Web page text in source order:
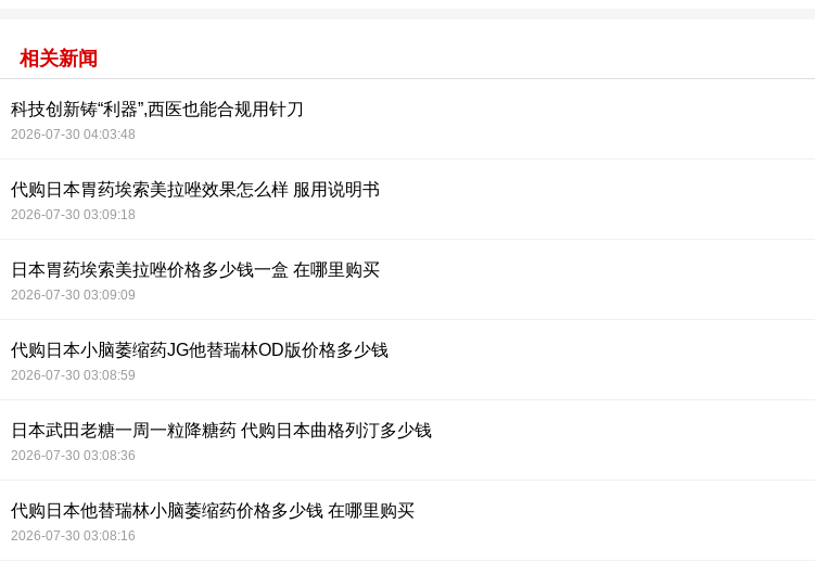
相关新闻
科技创新铸“利器”,西医也能合规用针刀
2026-07-30 04:03:48
代购日本胃药埃索美拉唑效果怎么样 服用说明书
2026-07-30 03:09:18
日本胃药埃索美拉唑价格多少钱一盒 在哪里购买
2026-07-30 03:09:09
代购日本小脑萎缩药JG他替瑞林OD版价格多少钱
2026-07-30 03:08:59
日本武田老糖一周一粒降糖药 代购日本曲格列汀多少钱
2026-07-30 03:08:36
代购日本他替瑞林小脑萎缩药价格多少钱 在哪里购买
2026-07-30 03:08:16